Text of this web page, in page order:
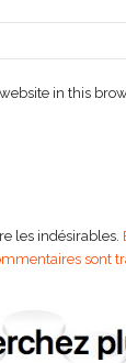
in this
les indésirables.
sont